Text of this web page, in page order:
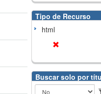
Tipo de Recurso
html
Buscar solo por